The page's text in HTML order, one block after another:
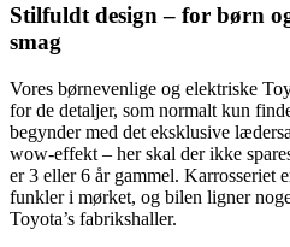
Stilfuldt design – for børn
smag
Vores børnevenlige og elektriske
for de detaljer, som normalt kun
begynder med det eksklusive
wow-effekt – her skal der ikke
er 3 eller 6 år gammel. Karrosseriet
funkler i mørket, og bilen ligner
Toyota’s fabrikshaller.